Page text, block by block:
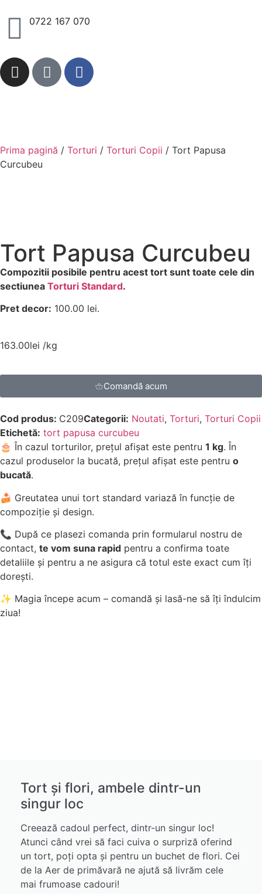
0722 167 070
Prima pagină / Torturi / Torturi Copii / Tort Papusa
Curcubeu
Tort Papusa Curcubeu
Compozitii posibile pentru acest tort sunt toate cele din
sectiunea Torturi Standard.
Pret decor: 100.00 lei.
163.00lei /kg
Comandă acum
Cod produs: C209Categorii: Noutati, Torturi, Torturi Copii
Etichetă: tort papusa curcubeu
🎂 În cazul torturilor, prețul afișat este pentru 1 kg. În
cazul produselor la bucată, prețul afișat este pentru o
bucată.
🍰 Greutatea unui tort standard variază în funcție de
compoziție și design.
📞 După ce plasezi comanda prin formularul nostru de
contact, te vom suna rapid pentru a confirma toate
detaliile și pentru a ne asigura că totul este exact cum îți
dorești.
✨ Magia începe acum – comandă și lasă-ne să îți îndulcim
ziua!
Tort și flori, ambele dintr-un
singur loc
Creează cadoul perfect, dintr-un singur loc!
Atunci când vrei să faci cuiva o surpriză oferind
un tort, poți opta și pentru un buchet de flori. Cei
de la Aer de primăvară ne ajută să livrăm cele
mai frumoase cadouri!